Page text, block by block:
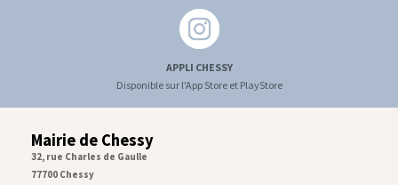
APPLI CHESSY
Disponible sur l'App Store et PlayStore
Mairie de Chessy
32, rue Charles de Gaulle
77700 Chessy